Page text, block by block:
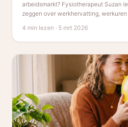
arbeidsmarkt? Fysiotherapeut Suzan
zeggen over werkhervatting, werkuren
4 min lezen · 5 mrt 2026